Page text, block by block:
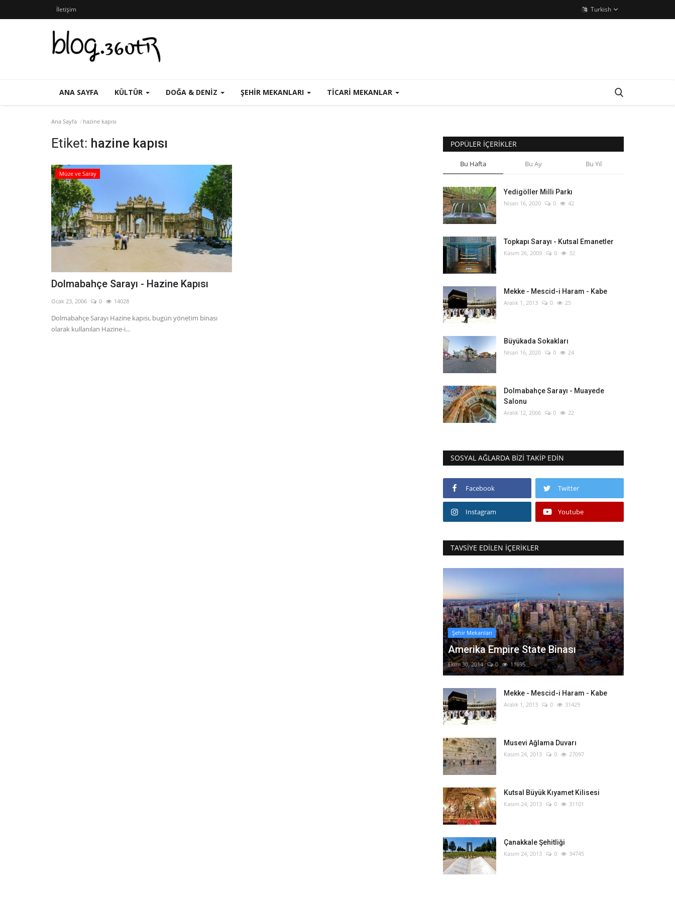
İletişim Turkish
ANA SAYFA KÜLTÜR DOĞA & DENIZ ŞEHIR MEKANLARI TICARI MEKANLAR
Ana Sayfa hazine kapısı
Etiket: hazine kapısı
Müze ve Saray
Dolmabahçe Sarayı - Hazine Kapısı
Ocak 23, 2006 0 14028
Dolmabahçe Sarayı Hazine kapısı, bugün yönetim binası
olarak kullanılan Hazine-i...
POPÜLER İÇERIKLER
Bu Hafta Bu Ay Bu Yıl
Yedigöller Milli Parkı
Nisan 16, 2020 0 42
Topkapı Sarayı - Kutsal Emanetler
Kasım 26, 2009 0 32
Mekke - Mescid-i Haram - Kabe
Aralık 1, 2013 0 25
Büyükada Sokakları
Nisan 16, 2020 0 24
Dolmabahçe Sarayı - Muayede
Salonu
Aralık 12, 2006 0 22
SOSYAL AĞLARDA BIZI TAKIP EDIN
Facebook Twitter
Instagram Youtube
TAVSIYE EDILEN İÇERIKLER
Şehir Mekanları
Amerika Empire State Binası
Ekim 30, 2014 0 11695
Mekke - Mescid-i Haram - Kabe
Aralık 1, 2013 0 31429
Musevi Ağlama Duvarı
Kasım 24, 2013 0 27097
Kutsal Büyük Kıyamet Kilisesi
Kasım 24, 2013 0 31101
Çanakkale Şehitliği
Kasım 24, 2013 0 34745